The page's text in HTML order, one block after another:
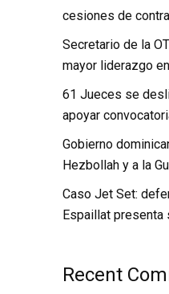
cesiones de
Secretario de la
mayor liderazgo
61 Jueces se
apoyar
Gobierno
Hezbollah y a la
Caso Jet Set:
Espaillat presenta
Recent